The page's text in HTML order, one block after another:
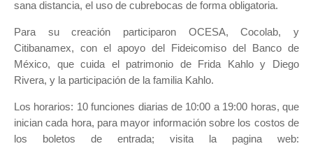
sana distancia, el uso de cubrebocas de forma obligatoria.
Para su creación participaron OCESA, Cocolab, y
Citibanamex, con el apoyo del Fideicomiso del Banco de
México, que cuida el patrimonio de Frida Kahlo y Diego
Rivera, y la participación de la familia Kahlo.
Los horarios: 10 funciones diarias de 10:00 a 19:00 horas, que
inician cada hora, para mayor información sobre los costos de
los boletos de entrada; visita la pagina web: